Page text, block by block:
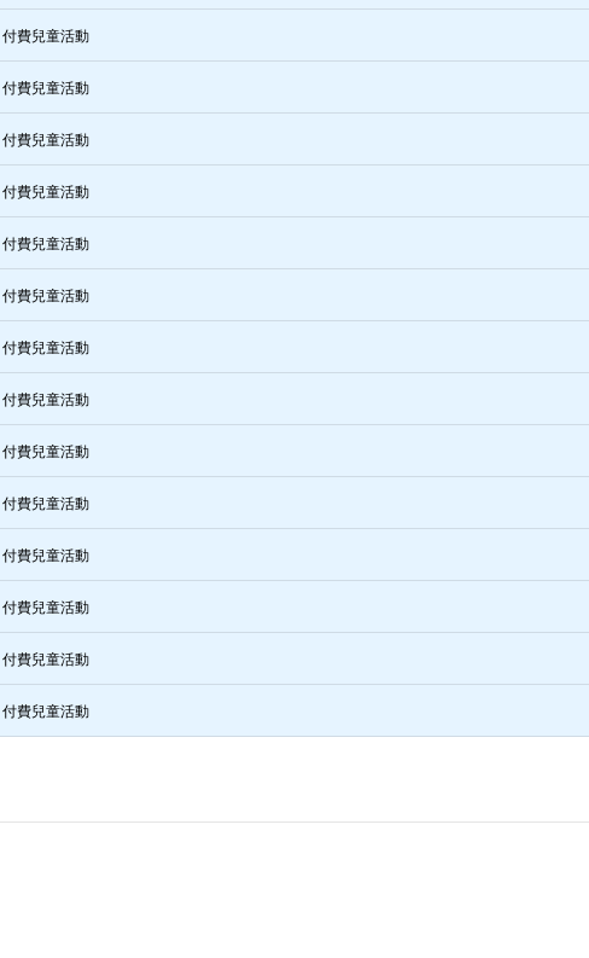
付費兒童活動
付費兒童活動
付費兒童活動
付費兒童活動
付費兒童活動
付費兒童活動
付費兒童活動
付費兒童活動
付費兒童活動
付費兒童活動
付費兒童活動
付費兒童活動
付費兒童活動
付費兒童活動